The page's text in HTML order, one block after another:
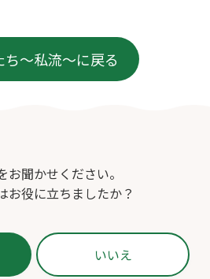
ち〜私流〜に戻る
お聞かせください。
お役に立ちましたか？